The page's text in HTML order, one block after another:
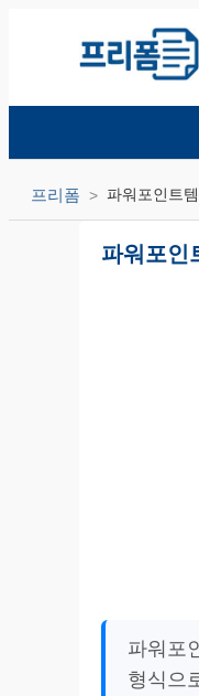
프리폼 파워포인트
파워포인
파워포
형식으